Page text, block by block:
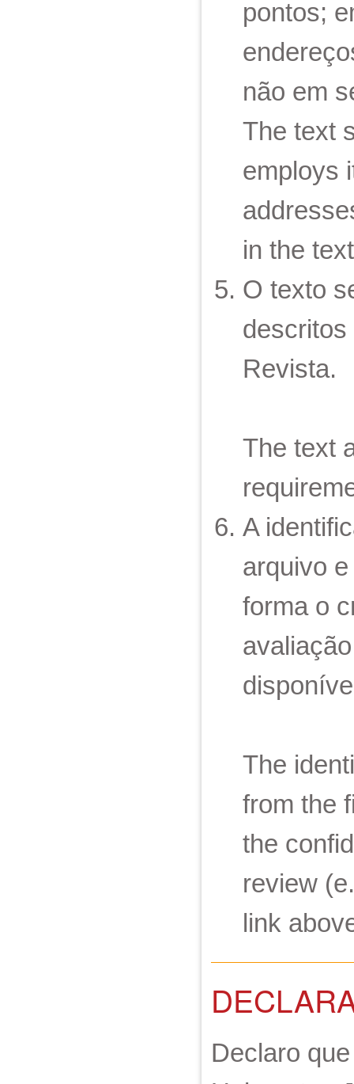
pontos;
não em
The text
employs
in the
O texto
Revista.
The text
A
arquivo
forma o
The
from the
the
review
link
Declaro